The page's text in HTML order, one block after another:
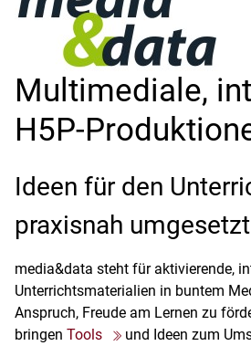
Geographie
Geschichte
Gesundheit
Griechisch
Grundschule
Heimatraum, Region
Informationstechnische Bildung
Italienisch
Kinder- und Jugendbildung
Mathematik
Medienpädagogik
Musik
Niederländisch
Multimediale,
H5P-
Ideen für den
praxisnah umgesetzt
media&data steht für aktivierende,
Unterrichtsmaterialien in buntem
Anspruch, Freude am Lernen zu
bringen Tools
und Ideen zum